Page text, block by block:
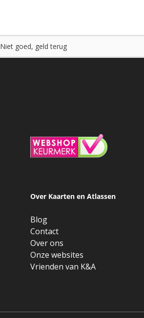
Niet goed, geld terug
Over Kaarten en Atlassen
Blog
Contact
Over ons
Onze websites
Vrienden van K&A